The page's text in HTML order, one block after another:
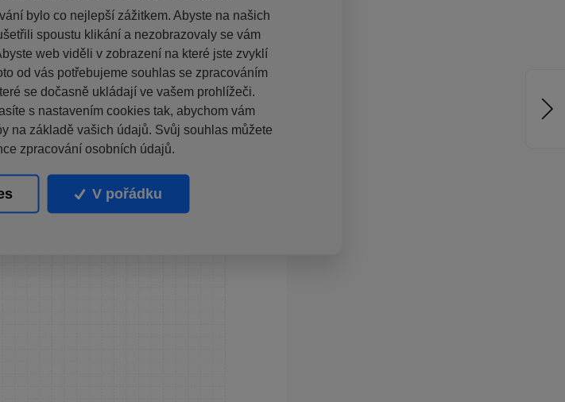
bylo co nejlepší zážitkem. Abyste na našich
spoustu klikání a nezobrazovaly se vám
web viděli v zobrazení na které jste zvyklí
od vás potřebujeme souhlas se zpracováním
se dočasně ukládají ve vašem prohlížeči.
s nastavením cookies tak, abychom vám
na základě vašich údajů. Svůj souhlas můžete
zpracování osobních údajů.
V pořádku